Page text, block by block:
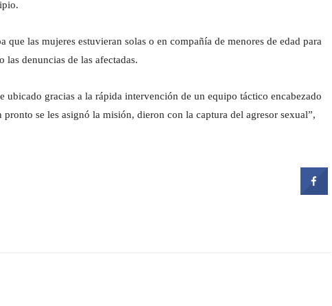
que las mujeres estuvieran solas o en compañía de menores de edad para
denuncias de las afectadas.
ubicado gracias a la rápida intervención de un equipo táctico encabezado
se les asignó la misión, dieron con la captura del agresor sexual”,